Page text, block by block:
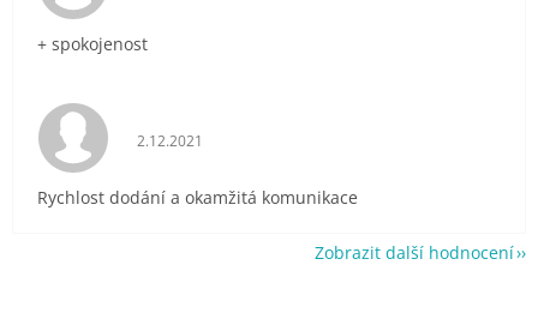
+ spokojenost
Hodnocení obchodu je 5 z 5 hvězdiček.
2.12.2021
Rychlost dodání a okamžitá komunikace
Zobrazit další hodnocení